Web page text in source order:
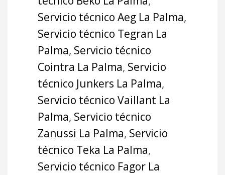
Servicio técnico Aeg La Palma,
Servicio técnico Tegran La
Palma, Servicio técnico
Cointra La Palma, Servicio
técnico Junkers La Palma,
Servicio técnico Vaillant La
Palma, Servicio técnico
Zanussi La Palma, Servicio
técnico Teka La Palma,
Servicio técnico Fagor La